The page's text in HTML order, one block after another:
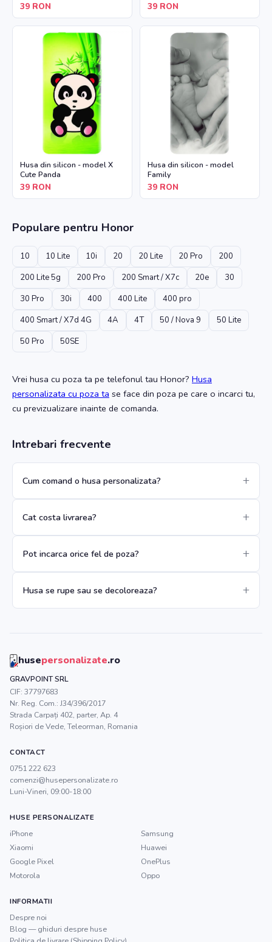
39 RON 39 RON
Husa din silicon - model X
Cute Panda
39 RON
Husa din silicon - model
Family
39 RON
Populare pentru Honor
10 10 Lite 10i 20 20 Lite 20 Pro
200
200 Lite 5g
200 Pro 200 Smart / X7c 20e
30
30 Pro
30i 400 400 Lite
400 pro
400 Smart / X7d 4G
4A 4T 50 / Nova 9
50 Lite
50 Pro
50SE
Vrei husa cu poza ta pe telefonul tau Honor? Husa
personalizata cu poza ta se face din poza pe care o incarci tu,
cu previzualizare inainte de comanda.
Intrebari frecvente
Cum comand o husa personalizata?
Cat costa livrarea?
Pot incarca orice fel de poza?
Husa se rupe sau se decoloreaza?
husepersonalizate.ro
GRAVPOINT SRL
CIF: 37797683
Nr. Reg. Com.: J34/396/2017
Strada Carpați 402, parter, Ap. 4
Roșiori de Vede,Teleorman, Romania
CONTACT
0751 222 623
comenzi@husepersonalizate.ro
Luni-Vineri, 09:00-18:00
HUSE PERSONALIZATE
iPhone
Samsung
Xiaomi
Huawei
Google Pixel
OnePlus
Motorola
Oppo
INFORMATII
Despre noi
Blog — ghiduri despre huse